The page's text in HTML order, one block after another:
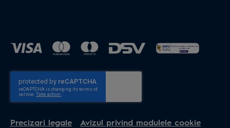
Precizari legale Avizul privind modulele cookie